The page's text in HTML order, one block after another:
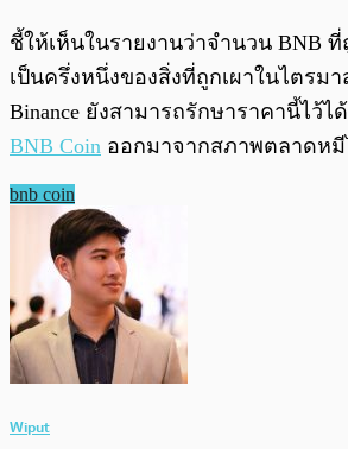
ชี้ให้เห็นในรายงานว่าจำนวน BNB
เป็นครึ่งหนึ่งของสิ่งที่ถูกเผาในไตรม
Binance ยังสามารถรักษาราคานี้ไว้ไ
BNB Coin ออกมาจากสภาพตลาดหมี
bnb coin
Wiput